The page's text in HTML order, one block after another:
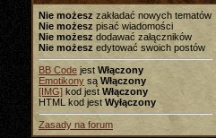
Nie możesz zakładać nowych tematów
Nie możesz pisać wiadomości
Nie możesz dodawać załączników
Nie możesz edytować swoich postów
BB Code jest Włączony
Emotikony są Włączony
[IMG] kod jest Włączony
HTML kod jest Wyłączony
Zasady na forum